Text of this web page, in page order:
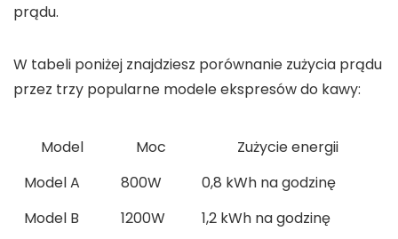
prądu.
W tabeli poniżej znajdziesz porównanie zużycia prądu
przez trzy popularne modele ekspresów do kawy:
Model Moc
Zużycie energii
Model A
800W
0,8 kWh na godzinę
Model B
1200W
1,2 kWh na godzinę